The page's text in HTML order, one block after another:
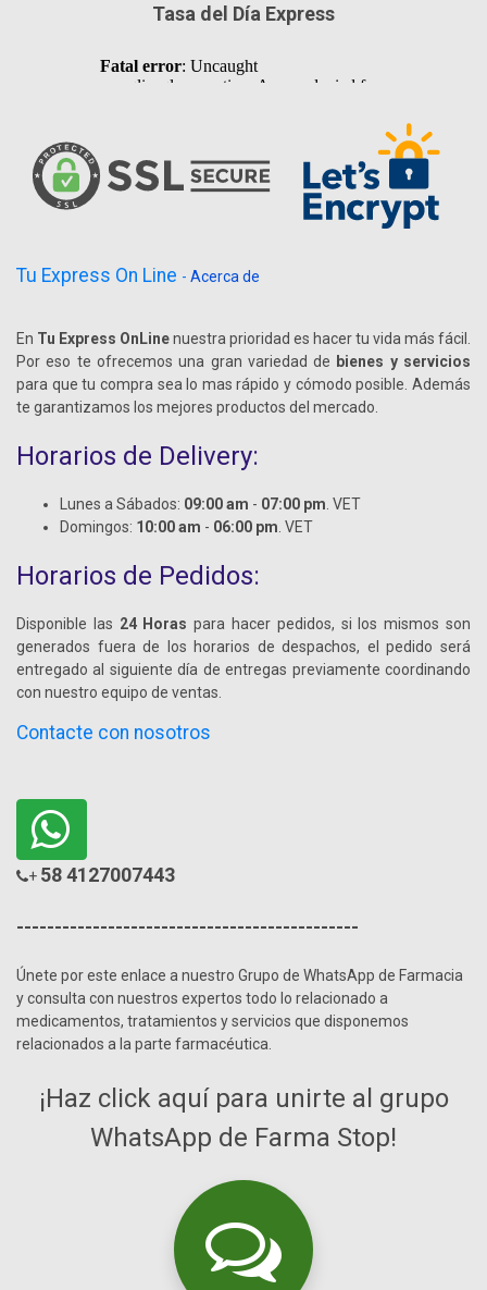
Tasa del Día Express
Tu Express On Line - Acerca de
En Tu Express OnLinenuestra prioridad es hacer tu vida más fácil.
Por eso te ofrecemos una gran variedad de bienes y servicios
para que tu compra sea lo mas rápido y cómodo posible. Además
te garantizamos los mejores productos del mercado.
Horarios de Delivery:
Lunes a Sábados: 09:00 am - 07:00 pm . VET
Domingos: 10:00 am - 06:00 pm . VET
Horarios de Pedidos:
Disponible las 24 Horas para hacer pedidos, si los mismos son
generados fuera de los horarios de despachos, el pedido será
entregado al siguiente día de entregas previamente coordinando
con nuestro equipo de ventas.
Contacte con nosotros
+ 58 4127007443
---------------------------------------------
Únete por este enlace a nuestro Grupo de WhatsApp de Farmacia
y consulta con nuestros expertos todo lo relacionado a
medicamentos, tratamientos y servicios que disponemos
relacionados a la parte farmacéutica.
¡Haz click aquí para unirte al grupo
WhatsApp de Farma Stop!